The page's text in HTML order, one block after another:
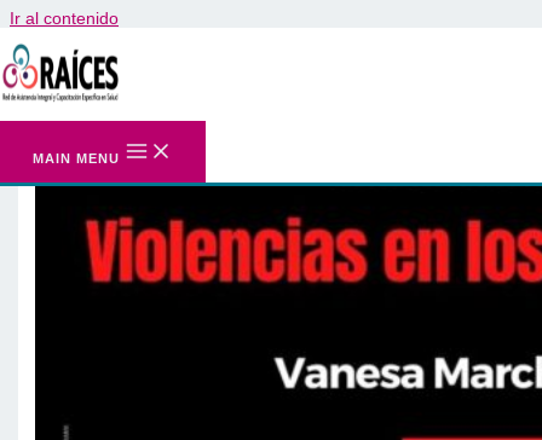
Ir al contenido
MAIN MENU